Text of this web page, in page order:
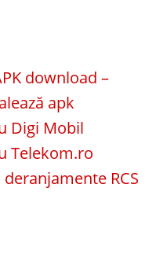
download –
apk
Digi Mobil
Telekom.ro
RCS